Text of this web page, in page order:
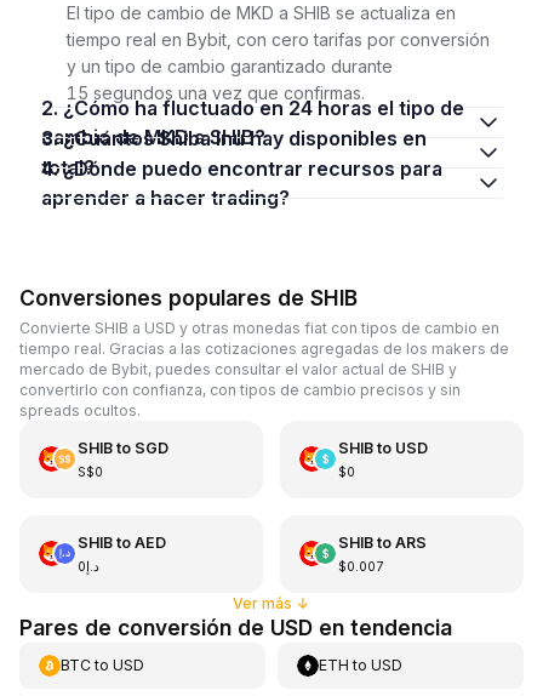
El tipo de cambio de MKD a SHIB se actualiza en
tiempo real en Bybit, con cero tarifas por conversión
y un tipo de cambio garantizado durante
15 segundos una vez que confirmas.
2. ¿Cómo ha fluctuado en 24 horas el tipo de
cambio de MKD a SHIB?
3. ¿Cuántos Shiba Inu hay disponibles en
total?
4. ¿Dónde puedo encontrar recursos para
aprender a hacer trading?
Conversiones populares de SHIB
Convierte SHIB a USD y otras monedas fiat con tipos de cambio en
tiempo real. Gracias a las cotizaciones agregadas de los makers de
mercado de Bybit, puedes consultar el valor actual de SHIB y
convertirlo con confianza, con tipos de cambio precisos y sin
spreads ocultos.
SHIBto SGD
S$0
SHIBto USD
$0
SHIBto AED
د.إ0
SHIBto ARS
$0.007
Ver más ↓
Pares de conversión de USD en tendencia
BTCto USD ETH toUSD